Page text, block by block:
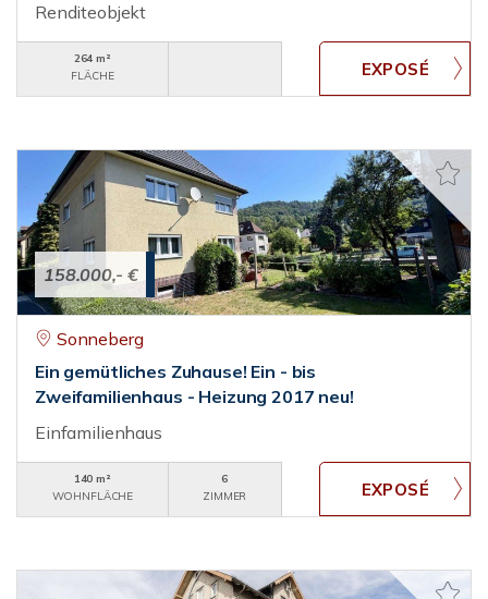
Renditeobjekt
264 m²
FLÄCHE
158.000,- €
Sonneberg
Ein gemütliches Zuhause! Ein - bis
Zweifamilienhaus - Heizung 2017 neu!
Einfamilienhaus
140 m²
WOHNFLÄCHE
6
ZIMMER